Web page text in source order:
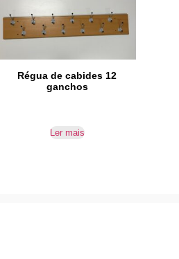
Régua de cabides 12
ganchos
Ler mais